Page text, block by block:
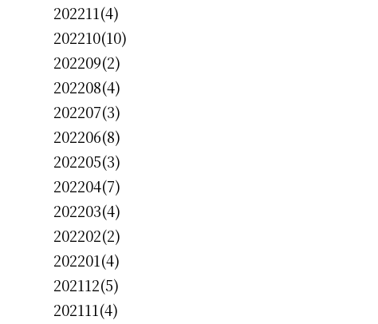
202211(4)
202210(10)
202209(2)
202208(4)
202207(3)
202206(8)
202205(3)
202204(7)
202203(4)
202202(2)
202201(4)
202112(5)
202111(4)